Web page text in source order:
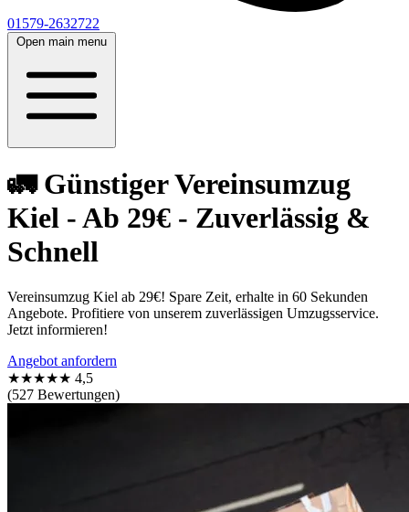
01579-2632722
Open main menu
🚛 Günstiger Vereinsumzug
Kiel - Ab 29€ - Zuverlässig &
Schnell
Vereinsumzug Kiel ab 29€! Spare Zeit, erhalte in 60 Sekunden
Angebote. Profitiere von unserem zuverlässigen Umzugsservice.
Jetzt informieren!
Angebot anfordern
★★★★★ 4,5
(527 Bewertungen)